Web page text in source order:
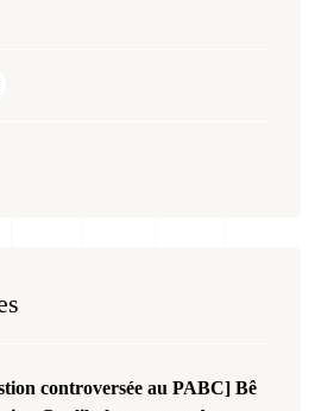
controversée au PABC] Bê